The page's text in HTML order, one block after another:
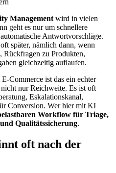
Management wird in vielen
geht es nur um schnellere
Antwortvorschläge.
später, nämlich dann, wenn
Rückfragen zu Produkten,
gleichzeitig auflaufen.
Commerce ist das ein echter
nur Reichweite. Es ist oft
Eskalationskanal,
Conversion. Wer hier mit KI
Workflow für Triage,
Qualitätssicherung.
oft nach der